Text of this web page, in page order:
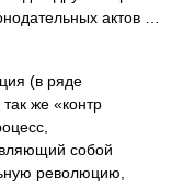
актов …
(в ряде
же «контр
собой
революцию,